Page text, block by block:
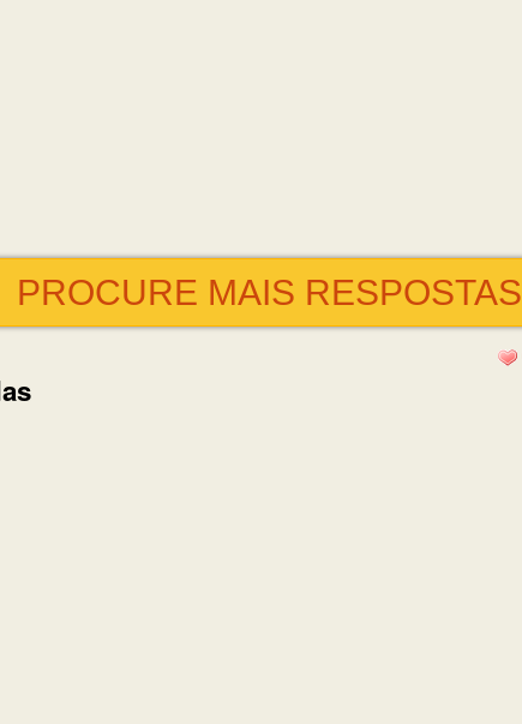
PROCURE MAIS RESPOSTAS